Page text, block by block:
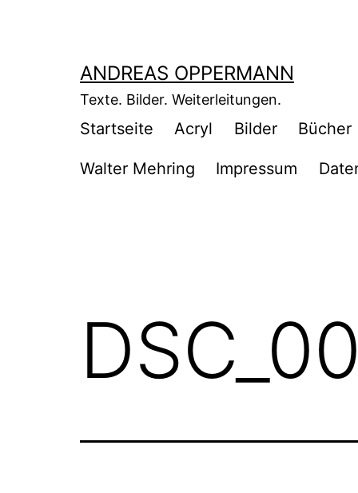
ANDREAS OPPERMANN
Texte. Bilder. Weiterleitungen.
Startseite Acryl Bilder Bücher
Walter Mehring Impressum